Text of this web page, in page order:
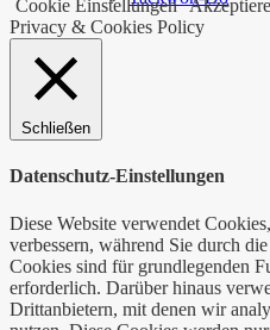
Cookie Einstellungen
Privacy & Cookies Policy
Schließen
Datenschutz-Einstellungen
Diese Website verwendet
verbessern, während Sie durch
Cookies sind für grundlegenden
erforderlich. Darüber hinaus
Drittanbietern, mit denen wir